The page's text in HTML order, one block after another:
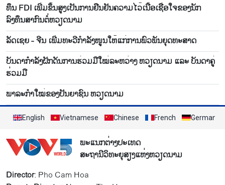
ທຶນ FDI ເພີ່ມຂຶ້ນສູງເປັນການຢືນຢັນຄວາມໄວ້ເນື້ອເຊື່ອໃຈຂອງນັກ
ລົງທຶນສາກົນຕໍ່ຫວຽດນາມ
ລັດເຊຍ - ຈີນ ເພີ່ມທະວີກຳລັງໜູນໃຫ້ແກ່ການພົວພັນຍຸດທະສາດ
ບັນ​ດາ​ກຳ​ລັງ​ຝັກ​ດັນ​ການ​ຮ່ວມ​ມື​ໃໝ່​ລະ​ຫວ່າງ ຫວຽດ​ນາມ ແລະ ບັນ​ດາ​ຄູ່​
ຮ່ວມ​ມື
ພາ​ລະກຳ​ໃໝ່​ຂອງ​ປັນ​ຍາຊົນ ຫວຽດ​ນາມ
English Vietnamese Chinese French German
ພະແນກຕ່າງປະເທດ
ສະຖານີວິທະຍຸສຽງແຫ່ງຫວຽດນາມ
Director: Pho Cam Hoa